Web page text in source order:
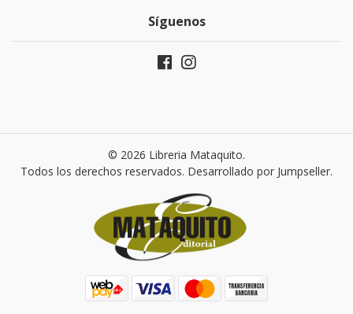
Síguenos
© 2026 Libreria Mataquito.
Todos los derechos reservados. Desarrollado por Jumpseller.